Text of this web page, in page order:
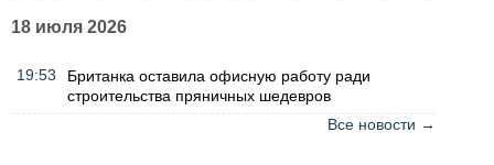
18 июля 2026
19:53
Британка оставила офисную работу ради
строительства пряничных шедевров
Все новости →